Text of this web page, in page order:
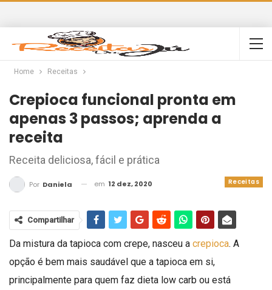
Home Receitas
Crepioca funcional pronta em
apenas 3 passos; aprenda a
receita
Receita deliciosa, fácil e prática
Receitas
Por Daniela em 12 dez, 2020
Compartilhar
Da mistura da tapioca com crepe, nasceu a crepioca. A
opção é bem mais saudável que a tapioca em si,
principalmente para quem faz dieta low carb ou está